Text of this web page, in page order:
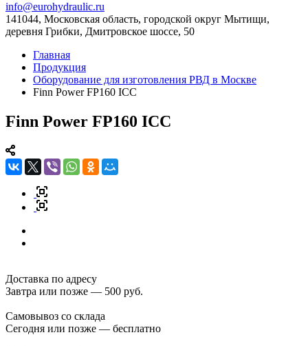
info@eurohydraulic.ru
141044, Московская область, городской округ Мытищи,
деревня Грибки, Дмитровское шоссе, 50
Главная
Продукция
Оборудование для изготовления РВД в Москве
Finn Power FP160 ICC
Finn Power FP160 ICC
Доставка по адресу
Завтра или позже — 500 руб.
Самовывоз со склада
Сегодня или позже — бесплатно